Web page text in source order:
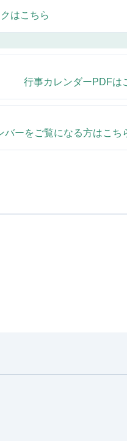
はこちら
行事カレンダーPDFは
バーをご覧になる方はこち